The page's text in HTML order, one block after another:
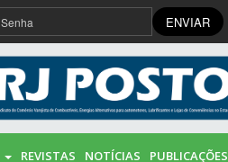
ENVIAR
REVISTAS NOTÍCIAS PUBLICAÇÕES